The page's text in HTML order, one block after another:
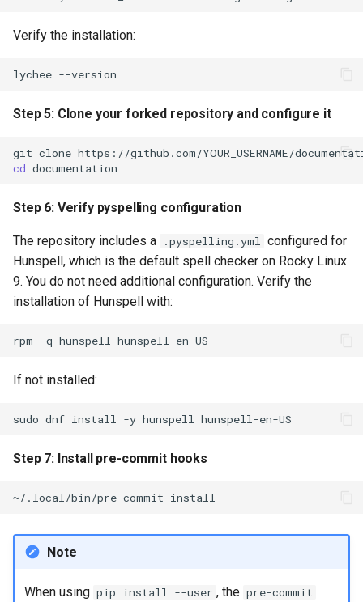
Verify the installation:
lychee
Step 5: Clone your forked repository and configure it
git clone
cd
Step 6: Verify pyspelling configuration
The repository includes a .pyspelling.yml configured for
Hunspell, which is the default spell checker on Rocky Linux
9. You do not need additional configuration. Verify the
installation of Hunspell with:
rpm -q hunspell
If not installed:
sudo dnf install -y hunspell
Step 7: Install pre-commit hooks
~/.local/bin/pre-commit
Note
When using pip install --user , the pre-commit